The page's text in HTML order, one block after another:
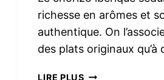
richesse en arômes et
authentique. On
des plats originaux qu’à
LIRE PLUS3